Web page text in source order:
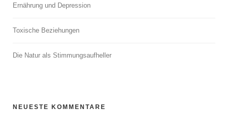
Ernährung und Depression
Toxische Beziehungen
Die Natur als Stimmungsaufheller
NEUESTE KOMMENTARE